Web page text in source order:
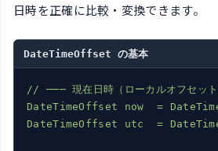
日時を正確に比較・変換できます。
DateTimeOffset の基本
// ─── 現在日時（ローカルオフセッ
DateTimeOffset
now =
DateTimeOffset
utc =